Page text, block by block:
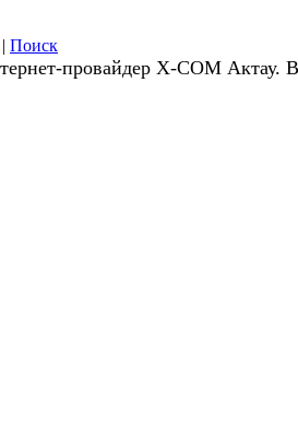
| Поиск
провайдер X-COM Актау.